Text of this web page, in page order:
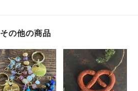
その他の商品